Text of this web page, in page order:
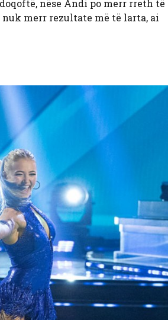
nëse Andi po merr rreth
merr rezultate më të larta, ai